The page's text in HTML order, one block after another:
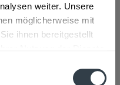
weiter. Unsere
möglicherweise mit
ihnen bereitgestellt